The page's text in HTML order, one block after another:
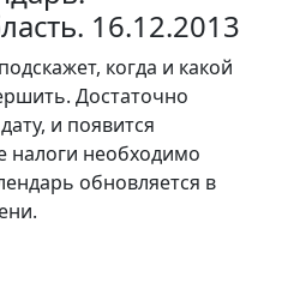
16.12.2013
подскажет, когда и какой
Достаточно
и появится
налоги необходимо
обновляется в